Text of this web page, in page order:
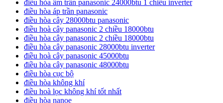
điều hòa âm trần panasonic 24000btu 1 chiều inverter
điều hòa áp trần panasonic
điều hòa cây 28000btu panasonic
điều hoà cây panasonic 2 chiều 18000btu
điều hòa cây panasonic 2 chiều 18000btu
điều hòa cây panasonic 28000btu inverter
điều hoà cây panasonic 45000btu
điều hòa cây panasonic 48000btu
điều hòa cục bộ
điều hòa không khí
điều hoà lọc không khí tốt nhất
điều hòa nanoe